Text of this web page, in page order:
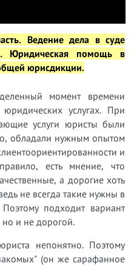
Ведение дела в суде
Юридическая помощь в
юрисдикции.
момент времени
услугах. При
услуги юристы были
обладали нужным опытом
и
есть мнение, что
а дорогие хоть
не всегда такие нужны в
подходит вариант
и не дорогой.
непонятно. Поэтому
(он же сарафанное